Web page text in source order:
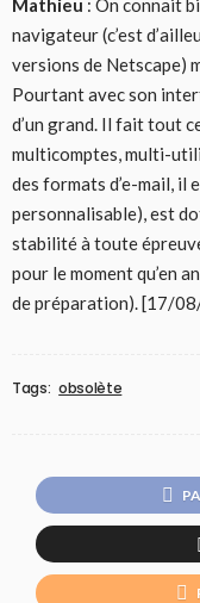
Mathieu : On connait
navigateur (c’est
versions de Netscape)
Pourtant avec son
d’un grand. Il fait tout
multicomptes, multi-
des formats d’e-mail, il
personnalisable), est
stabilité à toute
pour le moment qu’en
de préparation). [17/
Tags: obsolète